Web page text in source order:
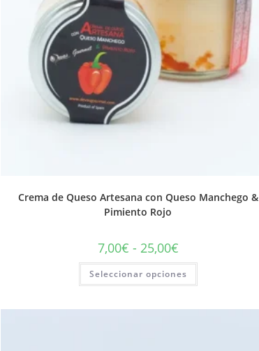
Crema de Queso Artesana con Queso Manchego &
Pimiento Rojo
7,00€ - 25,00€
Seleccionar opciones